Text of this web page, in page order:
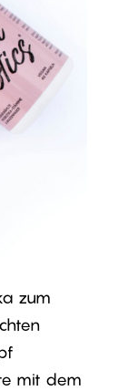
zum
mit dem